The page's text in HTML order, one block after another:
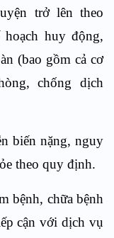
trở lên theo
huy động,
(bao gồm cả cơ
chống dịch
biến nặng, nguy
theo quy định.
bệnh, chữa bệnh
cận với dịch vụ